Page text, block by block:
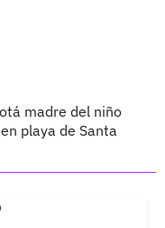
madre del niño
playa de Santa